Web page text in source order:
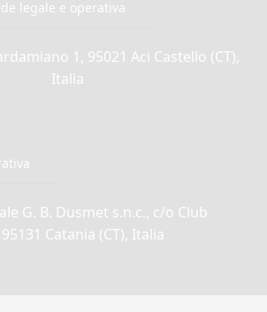
legale e operativa
1, 95021 Aci Castello (CT),
Italia
G. B. Dusmet s.n.c., c/o Club
Catania (CT), Italia